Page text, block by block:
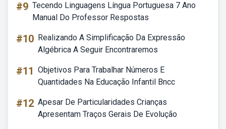
#9 Tecendo Linguagens Língua Portuguesa 7 Ano
Manual Do Professor Respostas
#10 Realizando A Simplificação Da Expressão
Algébrica A Seguir Encontraremos
#11 Objetivos Para Trabalhar Números E
Quantidades Na Educação Infantil Bncc
#12 Apesar De Particularidades Crianças
Apresentam Traços Gerais De Evolução